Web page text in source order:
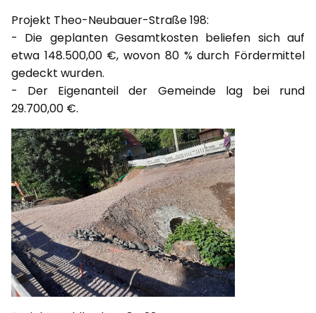
Projekt Theo-Neubauer-Straße 198:
- Die geplanten Gesamtkosten beliefen sich auf
etwa 148.500,00 €, wovon 80 % durch Fördermittel
gedeckt wurden.
- Der Eigenanteil der Gemeinde lag bei rund
29.700,00 €.